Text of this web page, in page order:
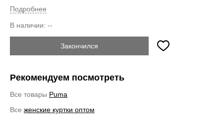
Подробнее
В наличии: --
Закончился
Рекомендуем посмотреть
Все товары Puma
Все женские куртки оптом